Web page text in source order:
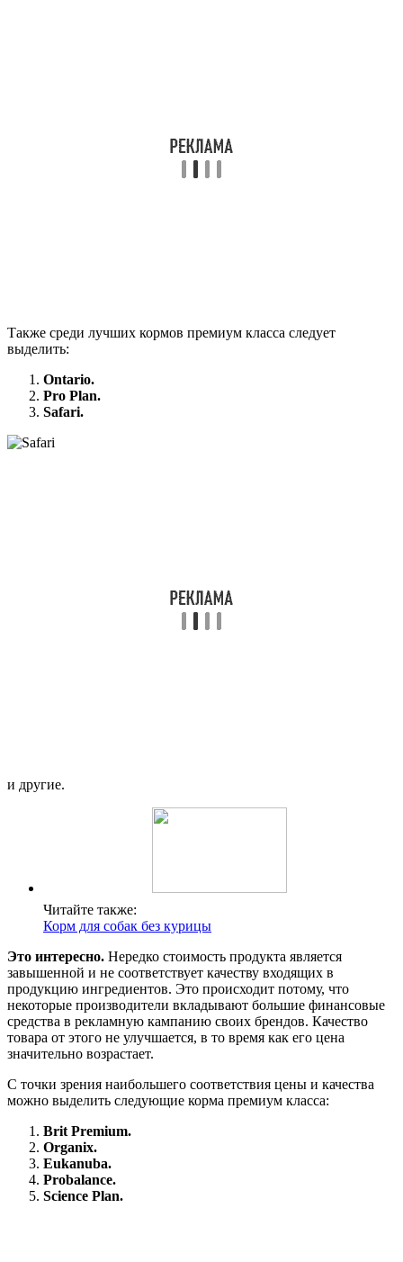
Также среди лучших кормов премиум класса следует
выделить:
Ontario.
Pro Plan.
Safari.
и другие.
Читайте также:
Корм для собак без курицы
Это интересно. Нередко стоимость продукта является
завышенной и не соответствует качеству входящих в
продукцию ингредиентов. Это происходит потому, что
некоторые производители вкладывают большие финансовые
средства в рекламную кампанию своих брендов. Качество
товара от этого не улучшается, в то время как его цена
значительно возрастает.
С точки зрения наибольшего соответствия цены и качества
можно выделить следующие корма премиум класса:
Brit Premium.
Organix.
Eukanuba.
Probalance.
Science Plan.